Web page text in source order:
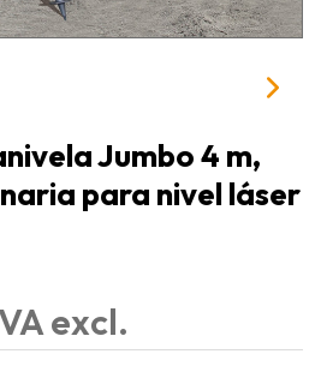
Jumbo 4 m,
para nivel láser
excl.